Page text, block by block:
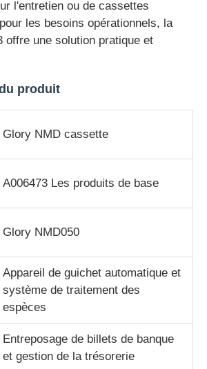
Diebold
de Wincor
l'entretien ou de cassettes
les besoins opérationnels, la
offre une solution pratique et
produit
Glory NMD cassette
A006473 Les produits de base
Glory NMD050
Appareil de guichet automatique et
système de traitement des
espèces
Entreposage de billets de banque
et gestion de la trésorerie